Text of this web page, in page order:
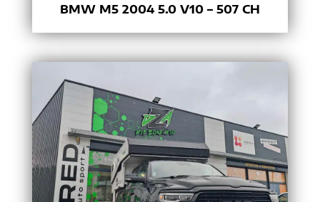
BMW M5 2004 5.0 V10 – 507 CH